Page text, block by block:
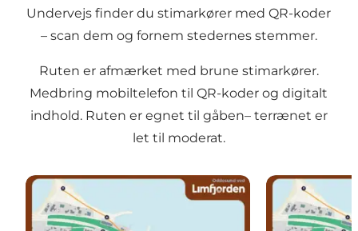
Undervejs finder du stimarkører med QR-koder
– scan dem og fornem stedernes stemmer.
Ruten er afmærket med brune stimarkører.
Medbring mobiltelefon til QR-koder og digitalt
indhold. Ruten er egnet til gåben– terrænet er
let til moderat.
Interessepunkt 1: Oddesundtårnet (Panoramaruten)